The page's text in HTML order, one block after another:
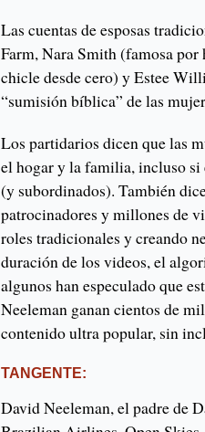
Las cuentas de esposas
Farm, Nara Smith (famosa por
chicle desde cero) y Estee
“sumisión bíblica” de las
Los partidarios dicen que las
el hogar y la familia, incluso
(y subordinados). También
patrocinadores y millones de
roles tradicionales y creando
duración de los videos, el
algunos han especulado que
Neeleman ganan cientos de
contenido ultra popular, sin
TANGENTE:
David Neeleman, el padre de